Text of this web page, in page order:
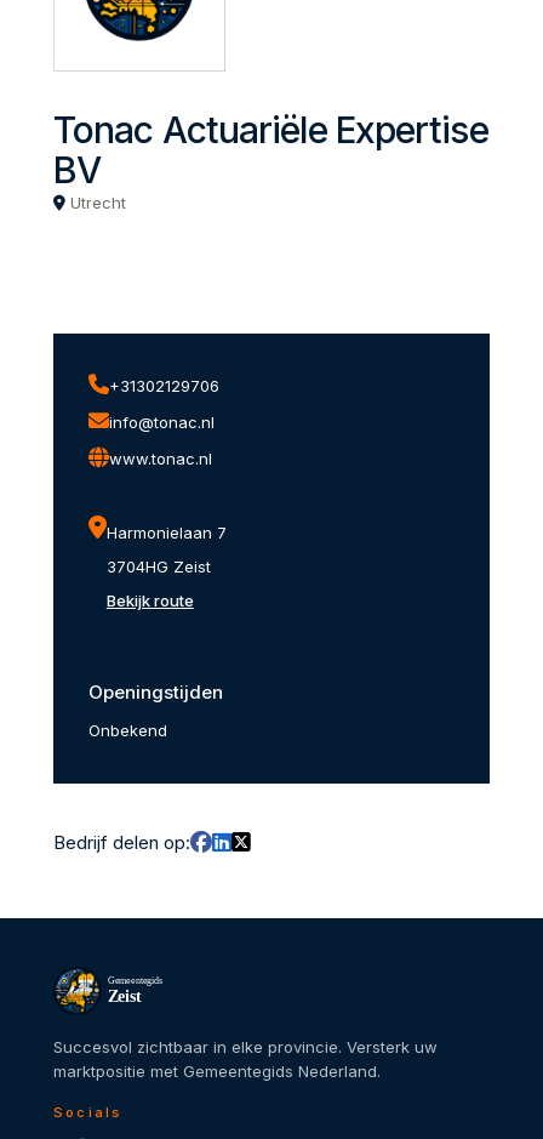
Tonac Actuariële Expertise
BV
Utrecht
+31302129706
info@tonac.nl
www.tonac.nl
Harmonielaan 7
3704HG Zeist
Bekijk route
Openingstijden
Onbekend
Bedrijf delen op:
Gemeentegids
Zeist
Succesvol zichtbaar in elke provincie. Versterk uw
marktpositie met Gemeentegids Nederland.
Socials